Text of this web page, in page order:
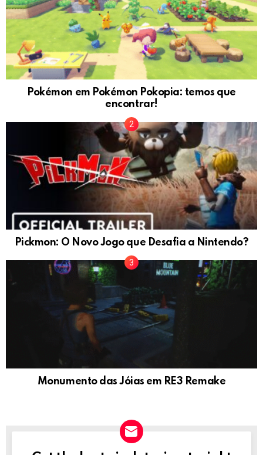
Pokémon em Pokémon Pokopia: temos que
encontrar!
Pickmon: O Novo Jogo que Desafia a Nintendo?
Monumento das Jóias em RE3 Remake